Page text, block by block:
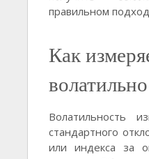
правильном
Как
Волатильность
стандартного
или индекса за